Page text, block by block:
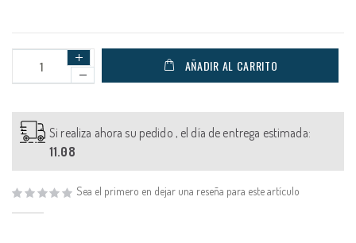
AÑADIR AL CARRITO
Si realiza ahora su pedido , el día de entrega estimada:
11.08
Sea el primero en dejar una reseña para este artículo